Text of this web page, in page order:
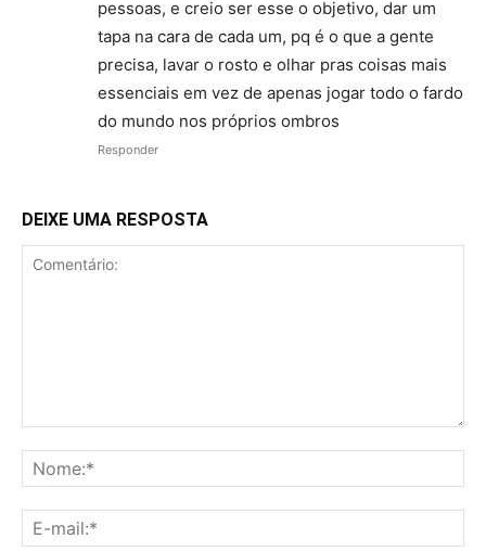
pessoas, e creio ser esse o objetivo, dar um
tapa na cara de cada um, pq é o que a gente
precisa, lavar o rosto e olhar pras coisas mais
essenciais em vez de apenas jogar todo o fardo
do mundo nos próprios ombros
Responder
DEIXE UMA RESPOSTA